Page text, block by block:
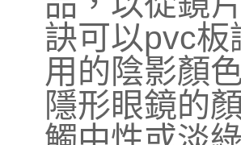
訣可以pvc板
用的陰影顏
隱形眼鏡的